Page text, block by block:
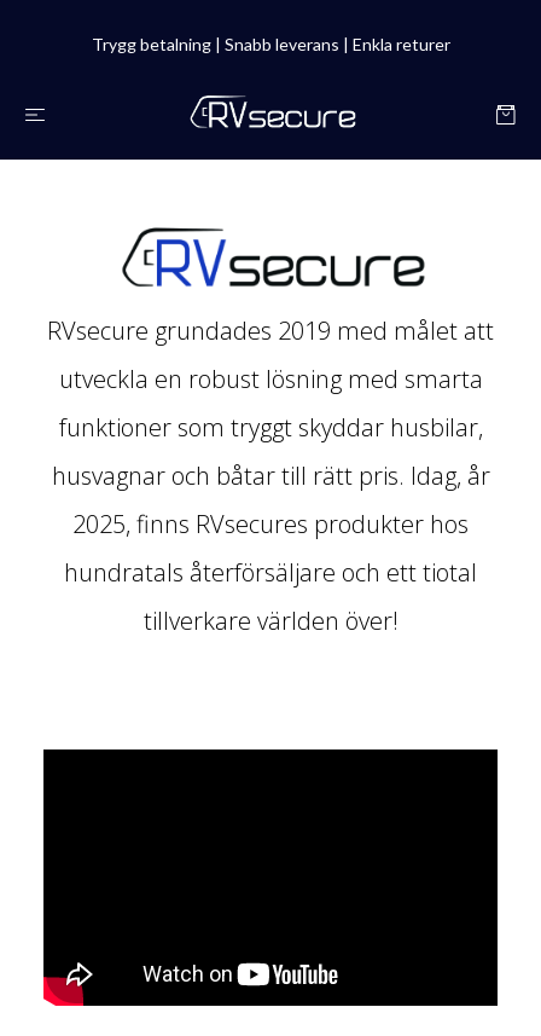
Trygg betalning | Snabb leverans | Enkla returer
RVsecure grundades 2019 med målet att
utveckla en robust lösning med smarta
funktioner som tryggt skyddar husbilar,
husvagnar och båtar till rätt pris. Idag, år
2025, finns RVsecures produkter hos
hundratals återförsäljare och ett tiotal
tillverkare världen över!